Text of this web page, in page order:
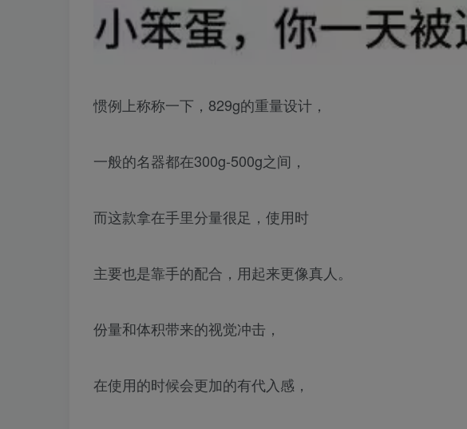
惯例上称称一下，829g的重量设计，
一般的名器都在300g-500g之间，
而这款拿在手里分量很足，使用时
主要也是靠手的配合，用起来更像真人。
份量和体积带来的视觉冲击，
在使用的时候会更加的有代入感，